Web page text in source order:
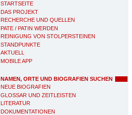
STARTSEITE
DAS PROJEKT
RECHERCHE UND QUELLEN
PATE / PATIN WERDEN
REINIGUNG VON STOLPERSTEINEN
STANDPUNKTE
AKTUELL
MOBILE APP
NAMEN, ORTE UND BIOGRAFIEN SUCHEN
NEUE BIOGRAFIEN
GLOSSAR UND ZEITLEISTEN
LITERATUR
DOKUMENTATIONEN